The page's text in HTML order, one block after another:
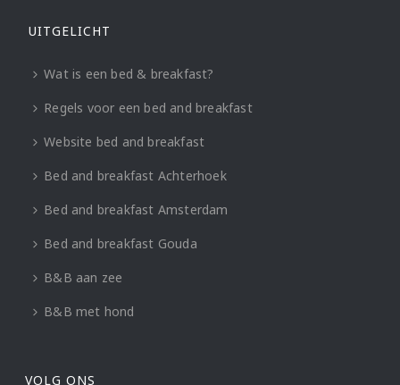
UITGELICHT
Wat is een bed & breakfast?
Regels voor een bed and breakfast
Website bed and breakfast
Bed and breakfast Achterhoek
Bed and breakfast Amsterdam
Bed and breakfast Gouda
B&B aan zee
B&B met hond
VOLG ONS